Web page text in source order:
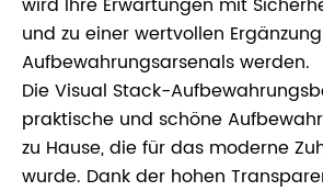
und zu einer wertvollen
Aufbewahrungsarsenals werden.
Die Visual Stack-
praktische und schöne
zu Hause, die für das moderne
wurde. Dank der hohen